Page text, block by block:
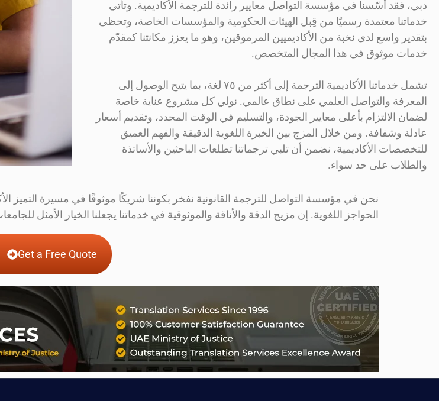
دبي، فقد أسّسنا في مؤسسة التواصل معايير رائدة للترجمة الأكاديمية. وتأتي
خدماتنا معتمدة رسميًا من قِبل الهيئات الحكومية والمؤسسات الخاصة، وتحظى
بتقدير واسع لدى نخبة من الأكاديميين المرموقين، وهو ما يعزز مكانتنا كمقدّم
خدمات موثوق في هذا المجال المتخصص.
تشمل خدماتنا الأكاديمية الترجمة إلى أكثر من ٧٥ لغة، بما يتيح الوصول إلى
المعرفة والتواصل العلمي على نطاق عالمي. نولي كل مشروع عناية خاصة
لضمان الالتزام بأعلى معايير الجودة، والتسليم في الوقت المحدد، وتقديم أسعار
عادلة وشفافة. ومن خلال المزج بين الخبرة اللغوية الدقيقة والفهم العميق
للتخصصات الأكاديمية، نضمن أن تلبي ترجماتنا تطلعات الباحثين والأساتذة
والطلاب على حد سواء.
نحن في مؤسسة التواصل للترجمة القانونية نفخر بكوننا شريكًا موثوقًا في مسيرة التميز
الحواجز اللغوية. إن مزيج الدقة والأناقة والموثوقية في خدماتنا يجعلنا الخيار الأمثل
Get a Free Quote